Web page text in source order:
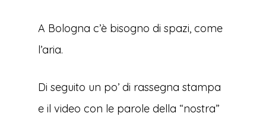
A Bologna c’è bisogno di spazi, come
l’aria.
Di seguito un po’ di rassegna stampa
e il video con le parole della “nostra”